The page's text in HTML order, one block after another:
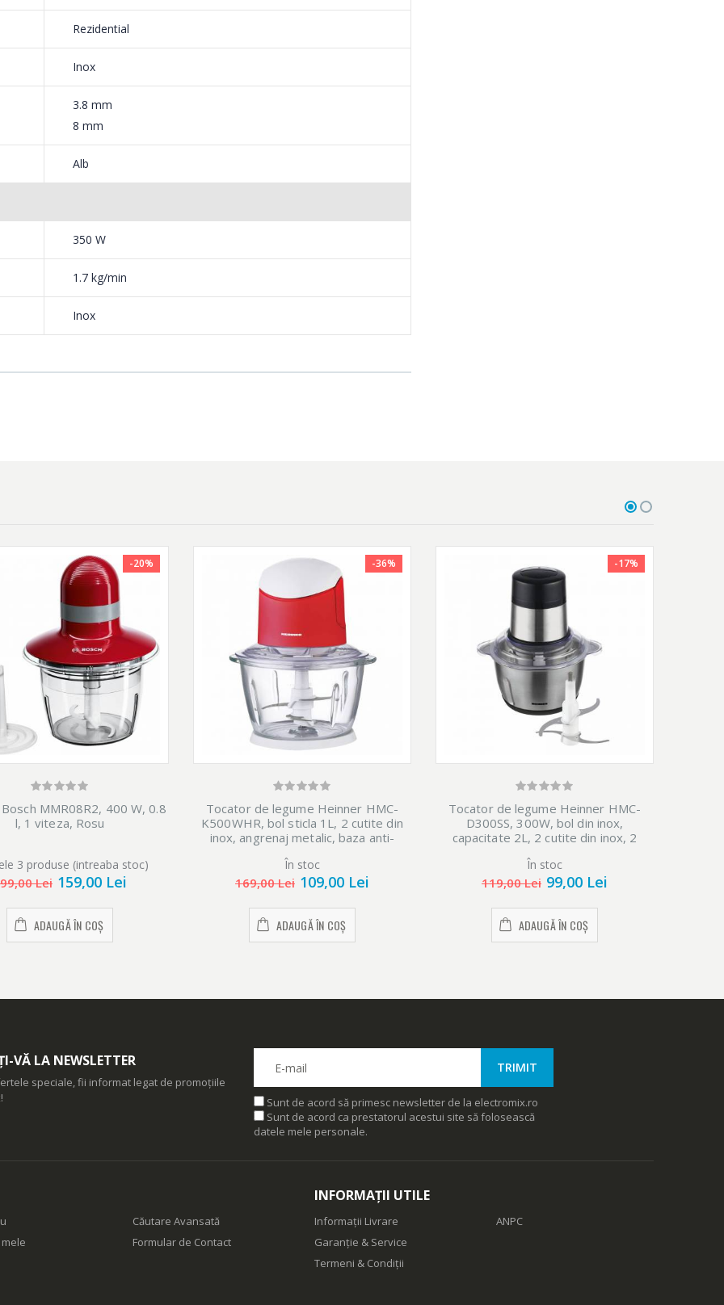
Rezidential
Inox
3.8 mm
8 mm
Alb
350 W
1.7 kg/min
Inox
-20%
MMR08R2, 400 W, 0.8
l, 1 viteza, Rosu
3 produse (intreaba stoc)
Lei 159,00 Lei
ADAUGĂ ÎN COȘ
-36%
Tocator de legume Heinner HMC-
K500WHR, bol sticla 1L, 2 cutite din
inox, angrenaj metalic, baza anti-
putere: 500W, culoare alb/rosu
În stoc
169,00 Lei 109,00 Lei
ADAUGĂ ÎN COȘ
-17%
Tocator de legume Heinner HMC-
D300SS, 300W, bol din inox,
capacitate 2L, 2 cutite din inox, 2
siguranta
În stoc
119,00 Lei 99,00 Lei
ADAUGĂ ÎN COȘ
VĂ LA NEWSLETTER
speciale, fii informat legat de promoțiile
Sunt de acord să primesc newsletter de la electromix.ro
Sunt de acord ca prestatorul acestui site să folosească
datele mele personale.
Căutare Avansată
Formular de Contact
INFORMAȚII UTILE
Informații Livrare
Garanție & Service
Termeni & Condiții
ANPC